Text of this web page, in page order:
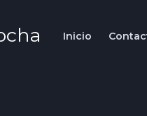
Inicio